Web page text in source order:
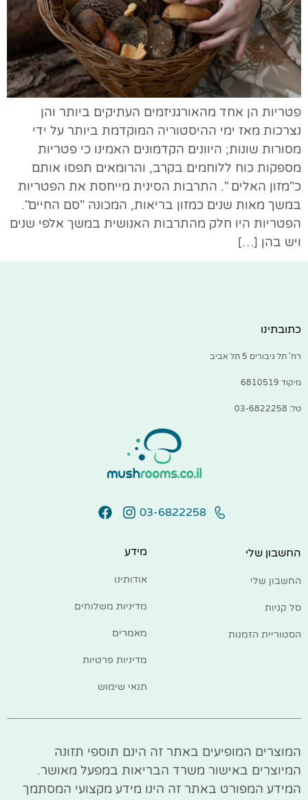
פטריות הן אחד מהאורגניזמים העתיקים ביותר והן
נצרכות מאז ימי ההיסטוריה המוקדמת ביותר על ידי
מסורות שונות; היוונים הקדמונים האמינו כי פטריות
מספקות כוח ללוחמים בקרב, והרומאים תפסו אותם
כ"מזון האלים ". התרבות הסינית מייחסת את הפטריות
במשך מאות שנים כמזון בריאות, המכונה "סם החיים".
הפטריות היו חלק מהתרבות האנושית במשך אלפי שנים
ויש בהן […]
מידע
אודותינו
מדיניות משלוחים
מאמרים
מדיניות פרטיות
תנאי שימוש
כתובתינו
רח' תל גיבורים 5 תל אביב
מיקוד 6810519
טל: 03-6822258
החשבון שלי
החשבון שלי
סל קניות
הסטוריית הזמנות
03-6822258
המוצרים המופיעים באתר זה הינם תוספי תזונה
המיוצרים באישור משרד הבריאות במפעל מאושר.
המידע המפורט באתר זה הינו מידע מקצועי המסתמך